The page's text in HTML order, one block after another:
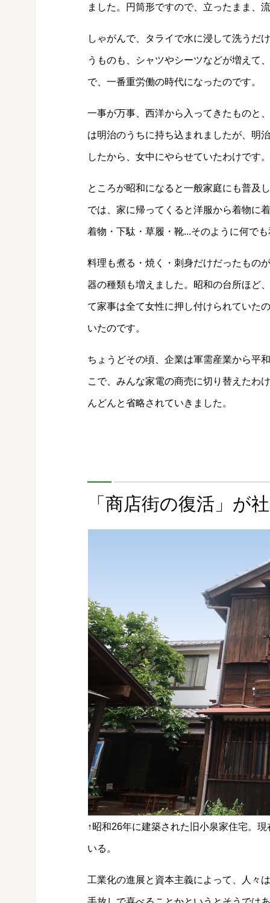
ました。円筒形ですので、立ったまま、
しゃがんで、タライで水に浸して洗うだ
うものも、シャツやシーツなどが増えて
で、一番重労働の時代になったのです。
一事が万事、西洋から入ってきたものと
は明治のうちに持ち込まれましたが、明
したから、女中にやらせていたわけです。
ところが昭和になると一般家庭にも普及
では、家に帰ってくると洋服から着物に
着物・下駄・草履・靴...そのように何で
料理も煮る・焼く・刺身だけだったもの
器の種類も増えました。昭和の台所ほど
て家事は全て女性に押し付けられていた
いたのです。
ちょうどその頃、企業は軍需産業から平
こで、みんな家電の商売に切り替えたわ
んどんと省略されていきました。
「商店街の復活」が
↑昭和26年に建築された旧小泉家住宅。
いる。
工業化の進展と資本主義によって、人々